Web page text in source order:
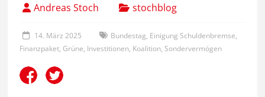
Andreas Stoch stochblog
14. März 2025 Bundestag, Einigung Schuldenbremse,
Finanzpaket, Grüne, Investitionen, Koalition, Sondervermögen